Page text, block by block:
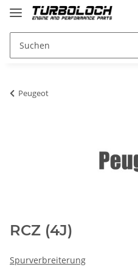
Peugeot
RCZ (4J)
Spurverbreiterung